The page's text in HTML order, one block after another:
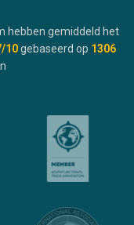
hebben gemiddeld het
/10 gebaseerd op 1306